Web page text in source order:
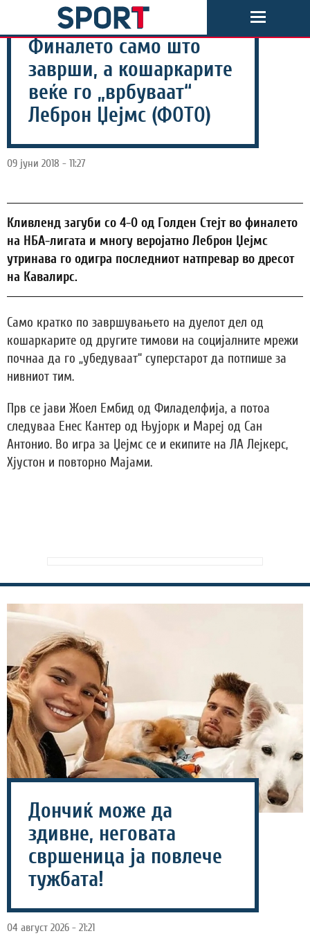
Финалето само што
заврши, а кошаркарите
веќе го „врбуваат“
Леброн Џејмс (ФОТО)
09 јуни 2018 - 11:27
Кливленд загуби со 4-0 од Голден Стејт во финалето
на НБА-лигата и многу веројатно Леброн Џејмс
утринава го одигра последниот натпревар во дресот
на Кавалирс.
Само кратко по завршувањето на дуелот дел од
кошаркарите од другите тимови на социјалните мрежи
почнаа да го „убедуваат“ суперстарот да потпише за
нивниот тим.
Прв се јави Жоел Ембид од Филаделфија, а потоа
следуваа Енес Кантер од Њујорк и Мареј од Сан
Антонио. Во игра за Џејмс се и екипите на ЛА Лејкерс,
Хјустон и повторно Мајами.
Дончиќ може да
здивне, неговата
свршеница ја повлече
тужбата!
04 август 2026 - 21:21